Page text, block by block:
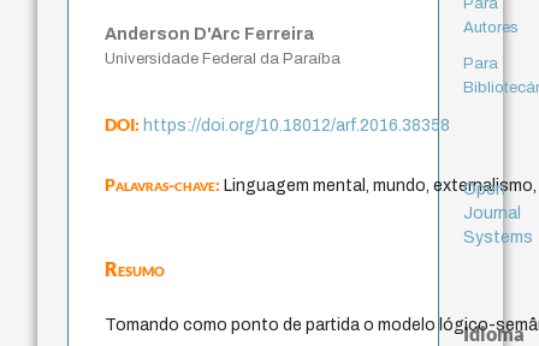
Anderson D'Arc Ferreira
Universidade Federal da Paraíba
DOI:https://doi.org/10.18012/arf.2016.38358
Palavras-chave:Linguagem mental, mundo,
Resumo
Tomando como ponto de partida o modelo lógico-
Autores
Para
Open
Journal
Systems
Idioma